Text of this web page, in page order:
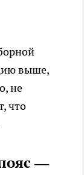
выше,
не
что
—